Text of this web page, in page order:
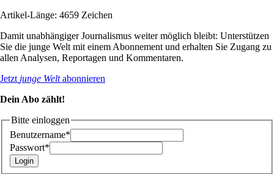
Artikel-Länge: 4659 Zeichen
Damit unabhängiger Journalismus weiter möglich bleibt: Unterstützen
Sie die junge Welt mit einem Abonnement und erhalten Sie Zugang zu
allen Analysen, Reportagen und Kommentaren.
Jetzt junge Weltabonnieren
Dein Abo zählt!
Bitte einloggen
Benutzername*
Passwort*